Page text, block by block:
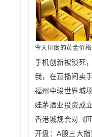
今天印度的黄金价
我，在直播间卖
娃茅酒业投资成